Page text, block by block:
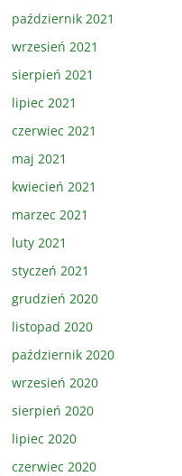
październik 2021
wrzesień 2021
sierpień 2021
lipiec 2021
czerwiec 2021
maj 2021
kwiecień 2021
marzec 2021
luty 2021
styczeń 2021
grudzień 2020
listopad 2020
październik 2020
wrzesień 2020
sierpień 2020
lipiec 2020
czerwiec 2020